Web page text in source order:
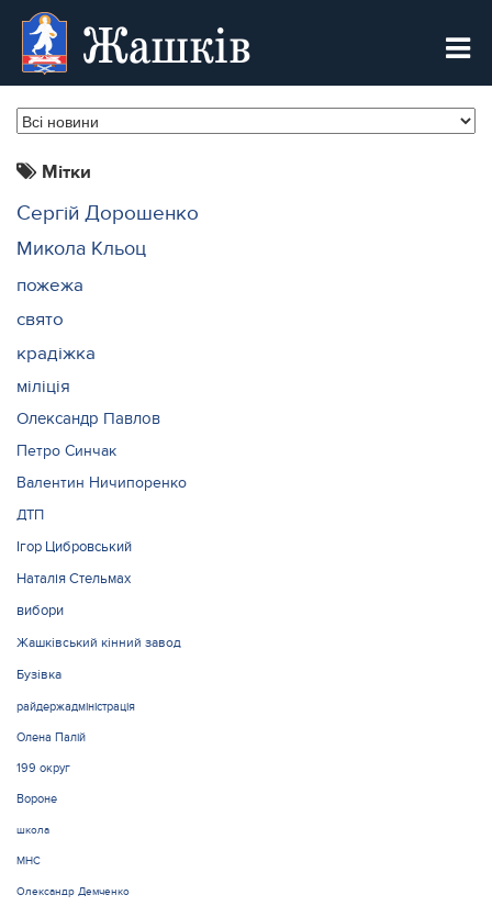
Жашків
Мітки
Сергій Дорошенко
Микола Кльоц
пожежа
свято
крадіжка
міліція
Олександр Павлов
Петро Синчак
Валентин Ничипоренко
ДТП
Ігор Цибровський
Наталія Стельмах
вибори
Жашківський кінний завод
Бузівка
райдержадміністрація
Олена Палій
199 округ
Вороне
школа
МНС
Олександр Демченко